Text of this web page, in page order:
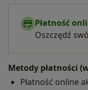
Płatność
Oszczędź
Metody płatności
Płatność online